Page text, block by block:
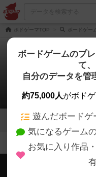
ボドゲーマTOP ボードゲー
アルカンシェル
2
会
ボードゲームのプ
て、
自分のデータを管
約75,000人がボド
遊んだボードゲ
気になるゲーム
お気に入り作品